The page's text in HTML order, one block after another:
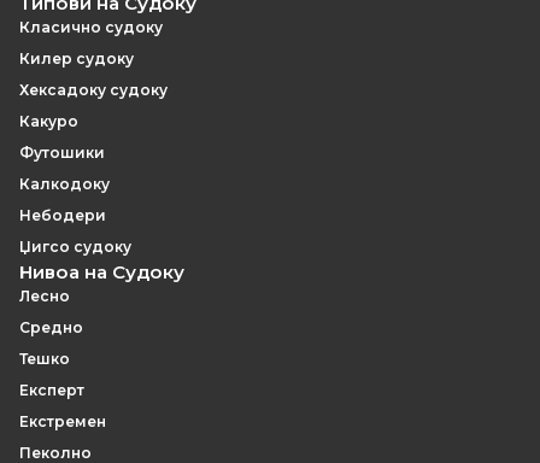
Судоку](https://sudokupro.app/8x8) се проширува на
64 полиња со цифри 1–8 и кутии 4×2.
Класично судоку
Килер судоку
Хексадоку судоку
Какуро
Футошики
Калкодоку
Небодери
Џигсо судоку
Нивоа на Судоку
Лесно
Средно
Тешко
Експерт
Екстремен
Пеколно